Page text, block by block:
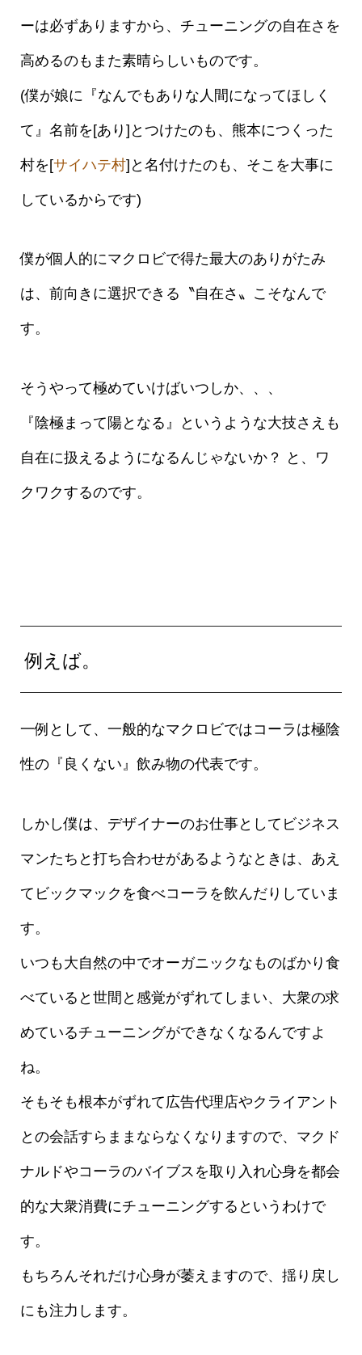
ーは必ずありますから、チューニングの自在さを
高めるのもまた素晴らしいものです。
(僕が娘に『なんでもありな人間になってほしく
て』名前を[あり]とつけたのも、熊本につくった
村を[サイハテ村]と名付けたのも、そこを大事に
しているからです)
僕が個人的にマクロビで得た最大のありがたみ
は、前向きに選択できる〝自在さ〟こそなんで
す。
そうやって極めていけばいつしか、、、
『陰極まって陽となる』というような大技さえも
自在に扱えるようになるんじゃないか？ と、ワ
クワクするのです。
例えば。
一例として、一般的なマクロビではコーラは極陰
性の『良くない』飲み物の代表です。
しかし僕は、デザイナーのお仕事としてビジネス
マンたちと打ち合わせがあるようなときは、あえ
てビックマックを食べコーラを飲んだりしていま
す。
いつも大自然の中でオーガニックなものばかり食
べていると世間と感覚がずれてしまい、大衆の求
めているチューニングができなくなるんですよ
ね。
そもそも根本がずれて広告代理店やクライアント
との会話すらままならなくなりますので、マクド
ナルドやコーラのバイブスを取り入れ心身を都会
的な大衆消費にチューニングするというわけで
す。
もちろんそれだけ心身が萎えますので、揺り戻し
にも注力します。